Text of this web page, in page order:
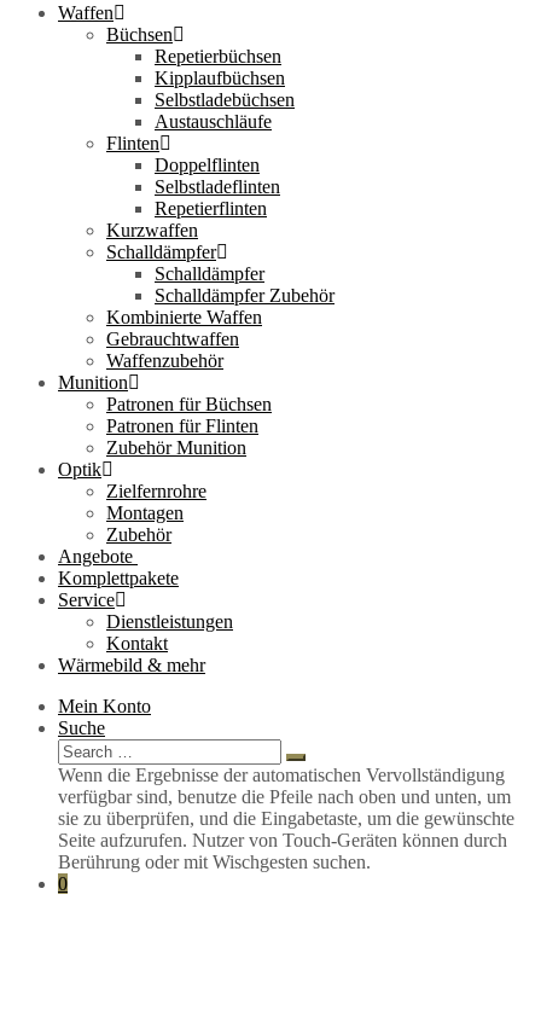
Waffen
Büchsen
Repetierbüchsen
Kipplaufbüchsen
Selbstladebüchsen
Austauschläufe
Flinten
Doppelflinten
Selbstladeflinten
Repetierflinten
Kurzwaffen
Schalldämpfer
Schalldämpfer
Schalldämpfer Zubehör
Kombinierte Waffen
Gebrauchtwaffen
Waffenzubehör
Munition
Patronen für Büchsen
Patronen für Flinten
Zubehör Munition
Optik
Zielfernrohre
Montagen
Zubehör
Angebote
Komplettpakete
Service
Dienstleistungen
Kontakt
Wärmebild & mehr
Mein Konto
Suche
Search
for:
Search
Wenn die Ergebnisse der automatischen Vervollständigung
verfügbar sind, benutze die Pfeile nach oben und unten, um
sie zu überprüfen, und die Eingabetaste, um die gewünschte
Seite aufzurufen. Nutzer von Touch-Geräten können durch
Berührung oder mit Wischgesten suchen.
0